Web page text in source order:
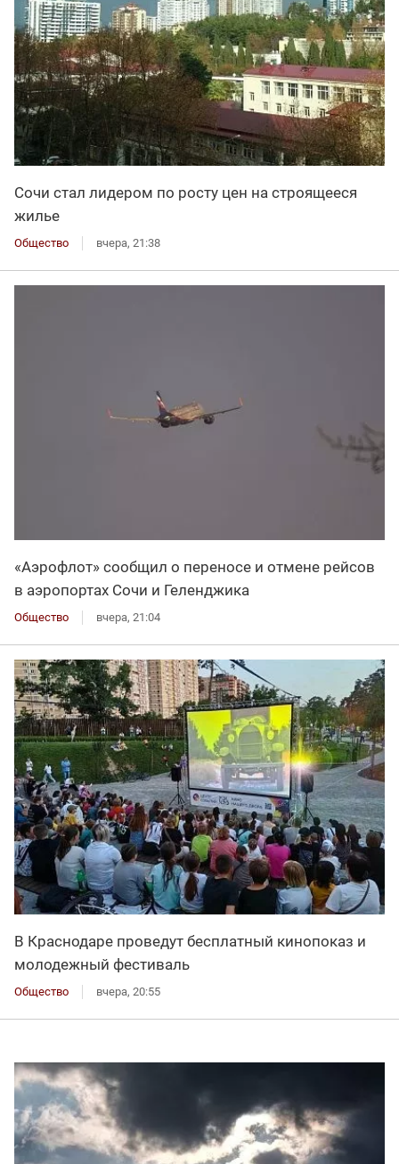
Сочи стал лидером по росту цен на строящееся
жилье
Общество вчера, 21:38
«Аэрофлот» сообщил о переносе и отмене рейсов
в аэропортах Сочи и Геленджика
Общество вчера, 21:04
В Краснодаре проведут бесплатный кинопоказ и
молодежный фестиваль
Общество вчера, 20:55